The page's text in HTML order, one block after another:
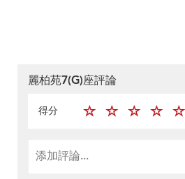
麗柏苑7(G)座評論
得分